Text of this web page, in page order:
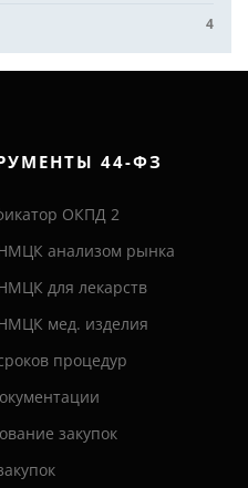
4
44-ФЗ
ОКПД 2
анализом рынка
для лекарств
мед. изделия
процедур
закупок